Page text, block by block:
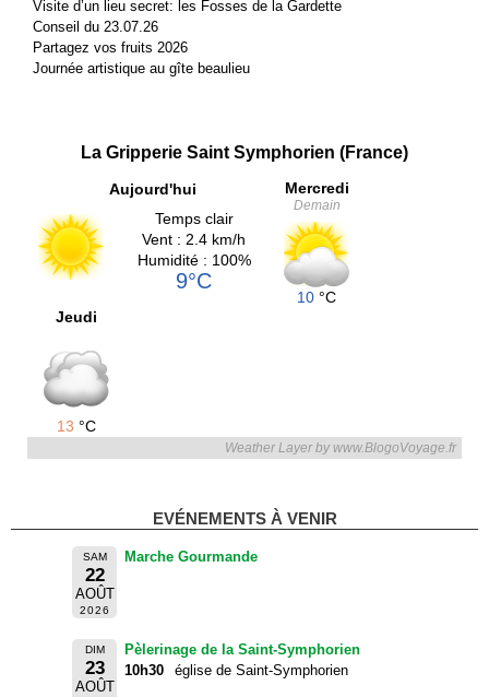
Visite d’un lieu secret: les Fosses de la Gardette
Conseil du 23.07.26
Partagez vos fruits 2026
Journée artistique au gîte beaulieu
La Gripperie Saint Symphorien (France)
Aujourd'hui
Temps clair
Vent : 2.4 km/h
Humidité : 100%
9°C
Mercredi
Demain
10 °C
Jeudi
13 °C
Weather Layer by www.BlogoVoyage.fr
EVÉNEMENTS À VENIR
SAM
22
AOÛT
2026
Marche Gourmande
DIM
23
AOÛT
Pèlerinage de la Saint-Symphorien
10h30
église de Saint-Symphorien